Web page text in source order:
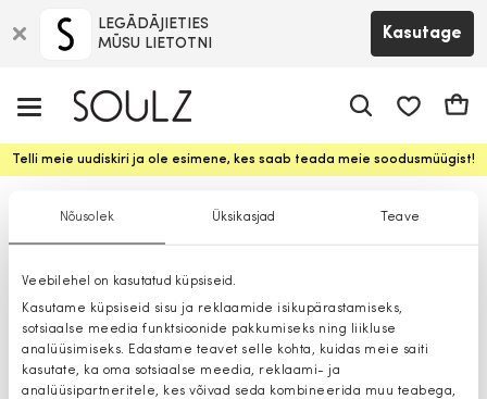
Nõusolek Üksikasjad Teave
Veebilehel on kasutatud küpsiseid.
Kasutame küpsiseid sisu ja reklaamide isikupärastamiseks,
sotsiaalse meedia funktsioonide pakkumiseks ning liikluse
analüüsimiseks. Edastame teavet selle kohta, kuidas meie saiti
kasutate, ka oma sotsiaalse meedia, reklaami- ja
analüüsipartneritele, kes võivad seda kombineerida muu teabega,
LEGĀDĀJIETIES
MŪSU LIETOTNI
Kasutage
Telli meie uudiskiri ja ole esimene, kes saab teada meie soodusmüügist!
Džemprid